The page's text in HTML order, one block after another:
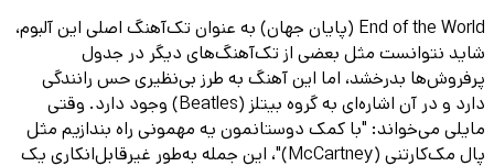
End of the World (پایان جهان) به عنوان تک‌آهنگ اصلی این آلبوم،
شاید نتوانست مثل بعضی از تک‌آهنگ‌های دیگر در جدول‌
پرفروش‌ها بدرخشد، اما این آهنگ به طرز بی‌نظیری حس رانندگی
دارد و در آن اشاره‌ای به گروه بیتلز (‌‌Beatles) وجود دارد. وقتی
مایلی می‌خواند: "با کمک دوستانمون یه مهمونی راه بندازیم مثل
پال مک‌کارتنی (McCartney)"، این جمله به‌طور غیرقابل‌انکاری یک